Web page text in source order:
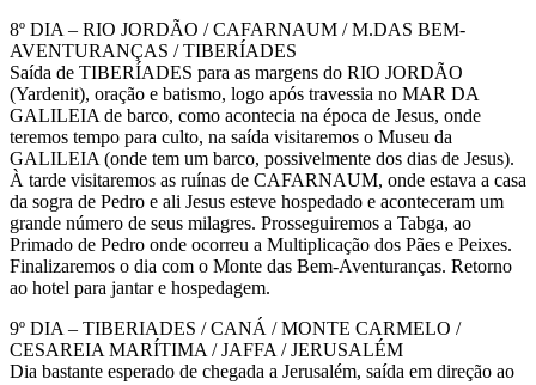
8º DIA – RIO JORDÃO / CAFARNAUM / M.DAS BEM-
AVENTURANÇAS / TIBERÍADES
Saída de TIBERÍADES para as margens do RIO JORDÃO
(Yardenit), oração e batismo, logo após travessia no MAR DA
GALILEIA de barco, como acontecia na época de Jesus, onde
teremos tempo para culto, na saída visitaremos o Museu da
GALILEIA (onde tem um barco, possivelmente dos dias de Jesus).
À tarde visitaremos as ruínas de CAFARNAUM, onde estava a casa
da sogra de Pedro e ali Jesus esteve hospedado e aconteceram um
grande número de seus milagres. Prosseguiremos a Tabga, ao
Primado de Pedro onde ocorreu a Multiplicação dos Pães e Peixes.
Finalizaremos o dia com o Monte das Bem-Aventuranças. Retorno
ao hotel para jantar e hospedagem.
9º DIA – TIBERIADES / CANÁ / MONTE CARMELO /
CESAREIA MARÍTIMA / JAFFA / JERUSALÉM
Dia bastante esperado de chegada a Jerusalém, saída em direção ao